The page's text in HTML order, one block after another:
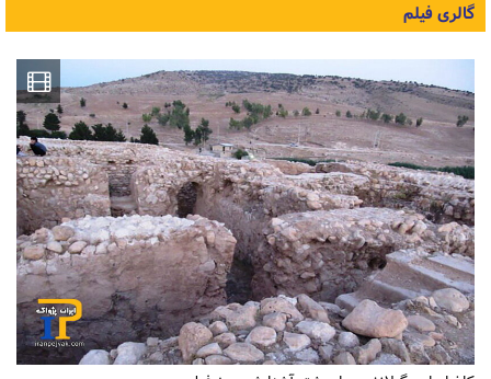
گالری فیلم